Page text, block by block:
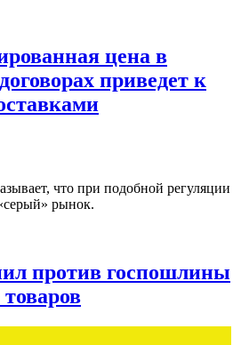
цена в
приведет к
что при подобной регуляции
рынок.
против госпошлины